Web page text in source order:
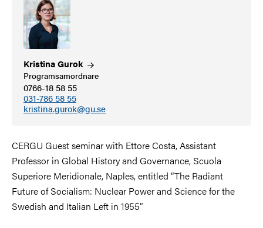
KristinaGurok
Programsamordnare
0766-18 58 55
031-786 58 55
kristina.gurok@gu.se
CERGU Guest seminar with Ettore Costa, Assistant
Professor in Global History and Governance, Scuola
Superiore Meridionale, Naples, entitled “The Radiant
Future of Socialism: Nuclear Power and Science for the
Swedish and Italian Left in 1955”